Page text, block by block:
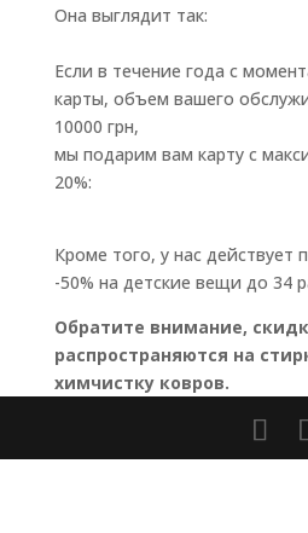
Она выглядит так:
Если в течение года с
карты, объем вашего
10000 грн,
мы подарим вам карту с
20%:
Кроме того, у нас действует
-50% на детские вещи до 34
Обратите внимание,
распространяются на
химчистку ковров.